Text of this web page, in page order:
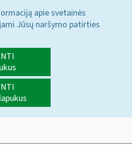
apie svetainės
Jūsų naršymo patirties